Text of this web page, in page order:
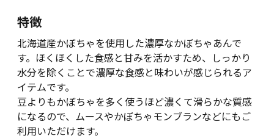
特徴
北海道産かぼちゃを使用した濃厚なかぼちゃあんで
す。ほくほくした食感と甘みを活かすため、しっかり
水分を除くことで濃厚な食感と味わいが感じられるア
イテムです。
豆よりもかぼちゃを多く使うほど濃くて滑らかな質感
になるので、ムースやかぼちゃモンブランなどにもご
利用いただけます。